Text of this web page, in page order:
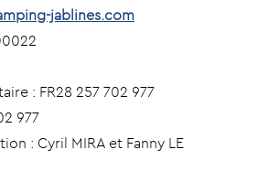
jablines.com
: FR28 257 702 977
977
: Cyril MIRA et Fanny LE